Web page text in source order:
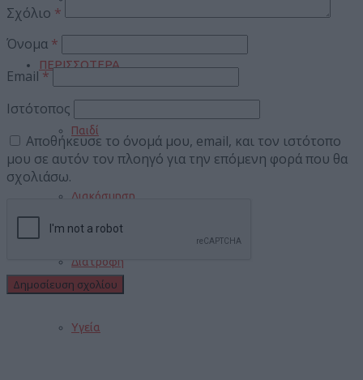
ΠΕΡΙΣΣΟΤΕΡΑ
Παιδί
Διακόσμηση
Διατροφή
Υγεία
Σχόλιο *
Όνομα *
Email*
Ιστότοπος
Αποθήκευσε το όνομά μου, email, και τον ιστότοπο
μου σε αυτόν τον πλοηγό για την επόμενη φορά που θα
σχολιάσω.